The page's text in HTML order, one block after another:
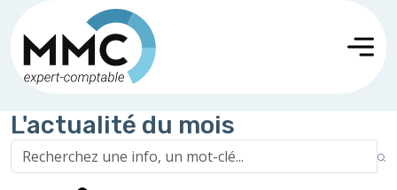
L'actualité du mois